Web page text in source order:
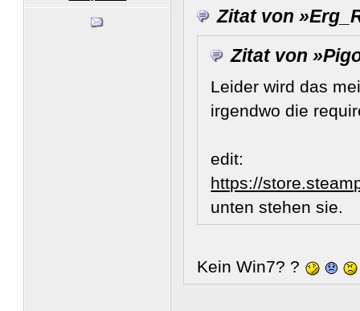
Zitat von
Zitat von
Leider wird das
irgendwo die
edit:
https://
unten stehen sie.
Kein Win7? ?